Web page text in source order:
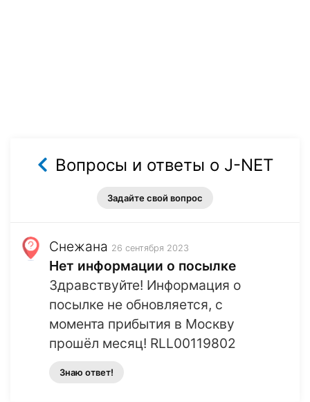
Вопросы и ответы о J-NET
Задайте свой вопрос
Снежана 26 сентября 2023
Нет информации о посылке
Здравствуйте! Информация о
посылке не обновляется, с
момента прибытия в Москву
прошёл месяц! RLL00119802
Знаю ответ!